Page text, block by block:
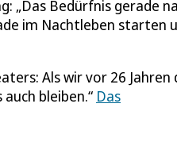
„Das Bedürfnis gerade
im Nachtleben starten
Als wir vor 26 Jahren
bleiben.“ Das